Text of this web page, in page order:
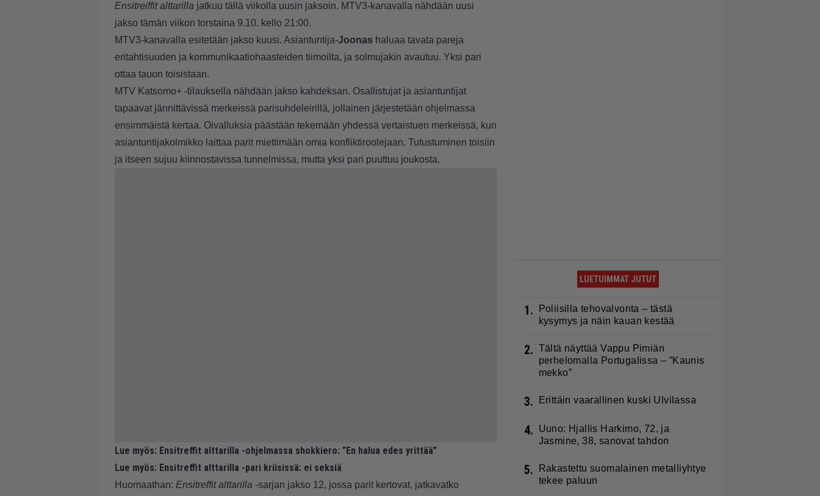
Ensitreiffit alttarilla jatkuu tällä viikolla uusin jaksoin. MTV3-kanavalla nähdään uusi
jakso tämän viikon torstaina 9.10. kello 21:00.
MTV3-kanavalla esitetään jakso kuusi. Asiantuntija-Joonas haluaa tavata pareja
eritahtisuuden ja kommunikaatiohaasteiden tiimoilta, ja solmujakin avautuu. Yksi pari
ottaa tauon toisistaan.
MTV Katsomo+ -tilauksella nähdään jakso kahdeksan. Osallistujat ja asiantuntijat
tapaavat jännittävissä merkeissä parisuhdeleirillä, jollainen järjestetään ohjelmassa
ensimmäistä kertaa. Oivalluksia päästään tekemään yhdessä vertaistuen merkeissä, kun
asiantuntijakolmikko laittaa parit miettimään omia konfliktiroolejaan. Tutustuminen toisiin
ja itseen sujuu kiinnostavissa tunnelmissa, mutta yksi pari puuttuu joukosta.
Lue myös: Ensitreffit alttarilla -ohjelmassa shokkiero: ”En halua edes yrittää”
Lue myös: Ensitreffit alttarilla -pari kriisissä: ei seksiä
Huomaathan: Ensitreffit alttarilla -sarjan jakso 12, jossa parit kertovat, jatkavatko
LUETUIMMAT JUTUT
1.
Poliisilla tehovalvonta – tästä
kysymys ja näin kauan kestää
2. Tältä näyttää Vappu Pimiän
perhelomalla Portugalissa – ”Kaunis
mekko”
3. Erittäin vaarallinen kuski Ulvilassa
4.
Uuno: Hjallis Harkimo, 72, ja
Jasmine, 38, sanovat tahdon
5.
Rakastettu suomalainen metalliyhtye
tekee paluun